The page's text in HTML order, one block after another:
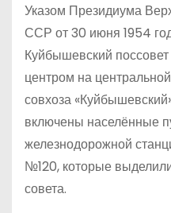
Указом Президиума
ССР от 30 июня 1954
Куйбышевский
центром на
совхоза
включены населённые
железнодорожной
№120, которые
совета.